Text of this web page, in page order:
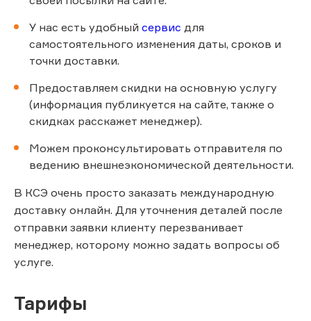
У нас есть удобный сервис для
самостоятельного изменения даты, сроков и
точки доставки.
Предоставляем скидки на основную услугу
(информация публикуется на сайте, также о
скидках расскажет менеджер).
Можем проконсультировать отправителя по
ведению внешнеэкономической деятельности.
В КСЭ очень просто заказать международную
доставку онлайн. Для уточнения деталей после
отправки заявки клиенту перезванивает
менеджер, которому можно задать вопросы об
услуге.
Тарифы